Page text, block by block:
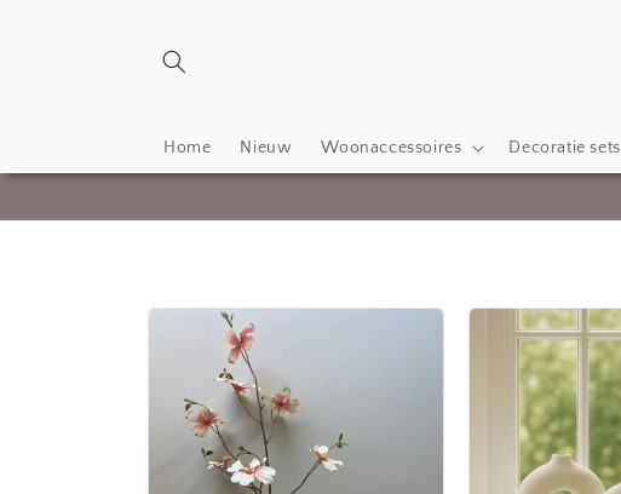
Home Nieuw Woonaccessoires Decoratie sets